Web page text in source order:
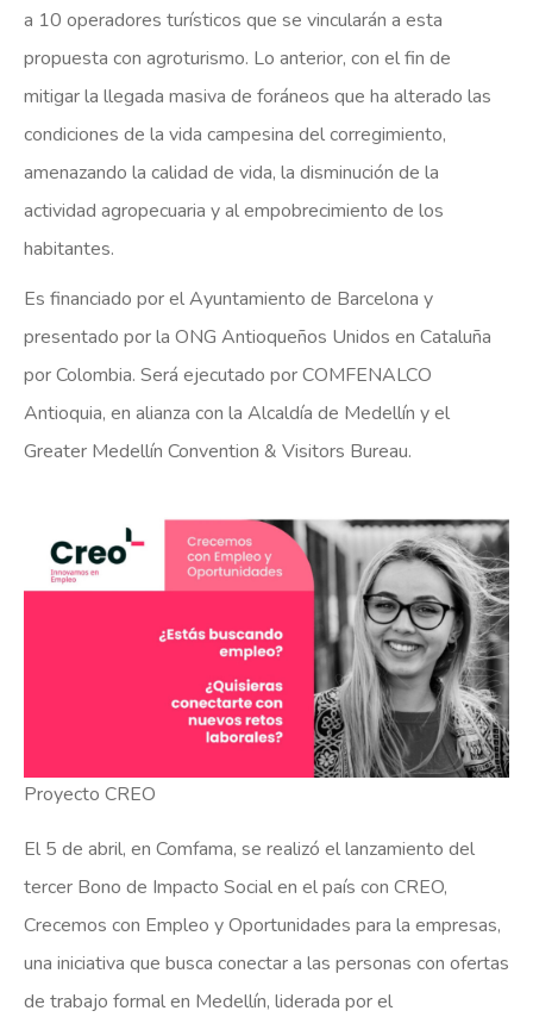
a 10 operadores turísticos que se vincularán a esta
propuesta con agroturismo. Lo anterior, con el fin de
mitigar la llegada masiva de foráneos que ha alterado las
condiciones de la vida campesina del corregimiento,
amenazando la calidad de vida, la disminución de la
actividad agropecuaria y al empobrecimiento de los
habitantes.
Es financiado por el Ayuntamiento de Barcelona y
presentado por la ONG Antioqueños Unidos en Cataluña
por Colombia. Será ejecutado por COMFENALCO
Antioquia, en alianza con la Alcaldía de Medellín y el
Greater Medellín Convention & Visitors Bureau.
Proyecto CREO
El 5 de abril, en Comfama, se realizó el lanzamiento del
tercer Bono de Impacto Social en el país con CREO,
Crecemos con Empleo y Oportunidades para la empresas,
una iniciativa que busca conectar a las personas con ofertas
de trabajo formal en Medellín, liderada por el